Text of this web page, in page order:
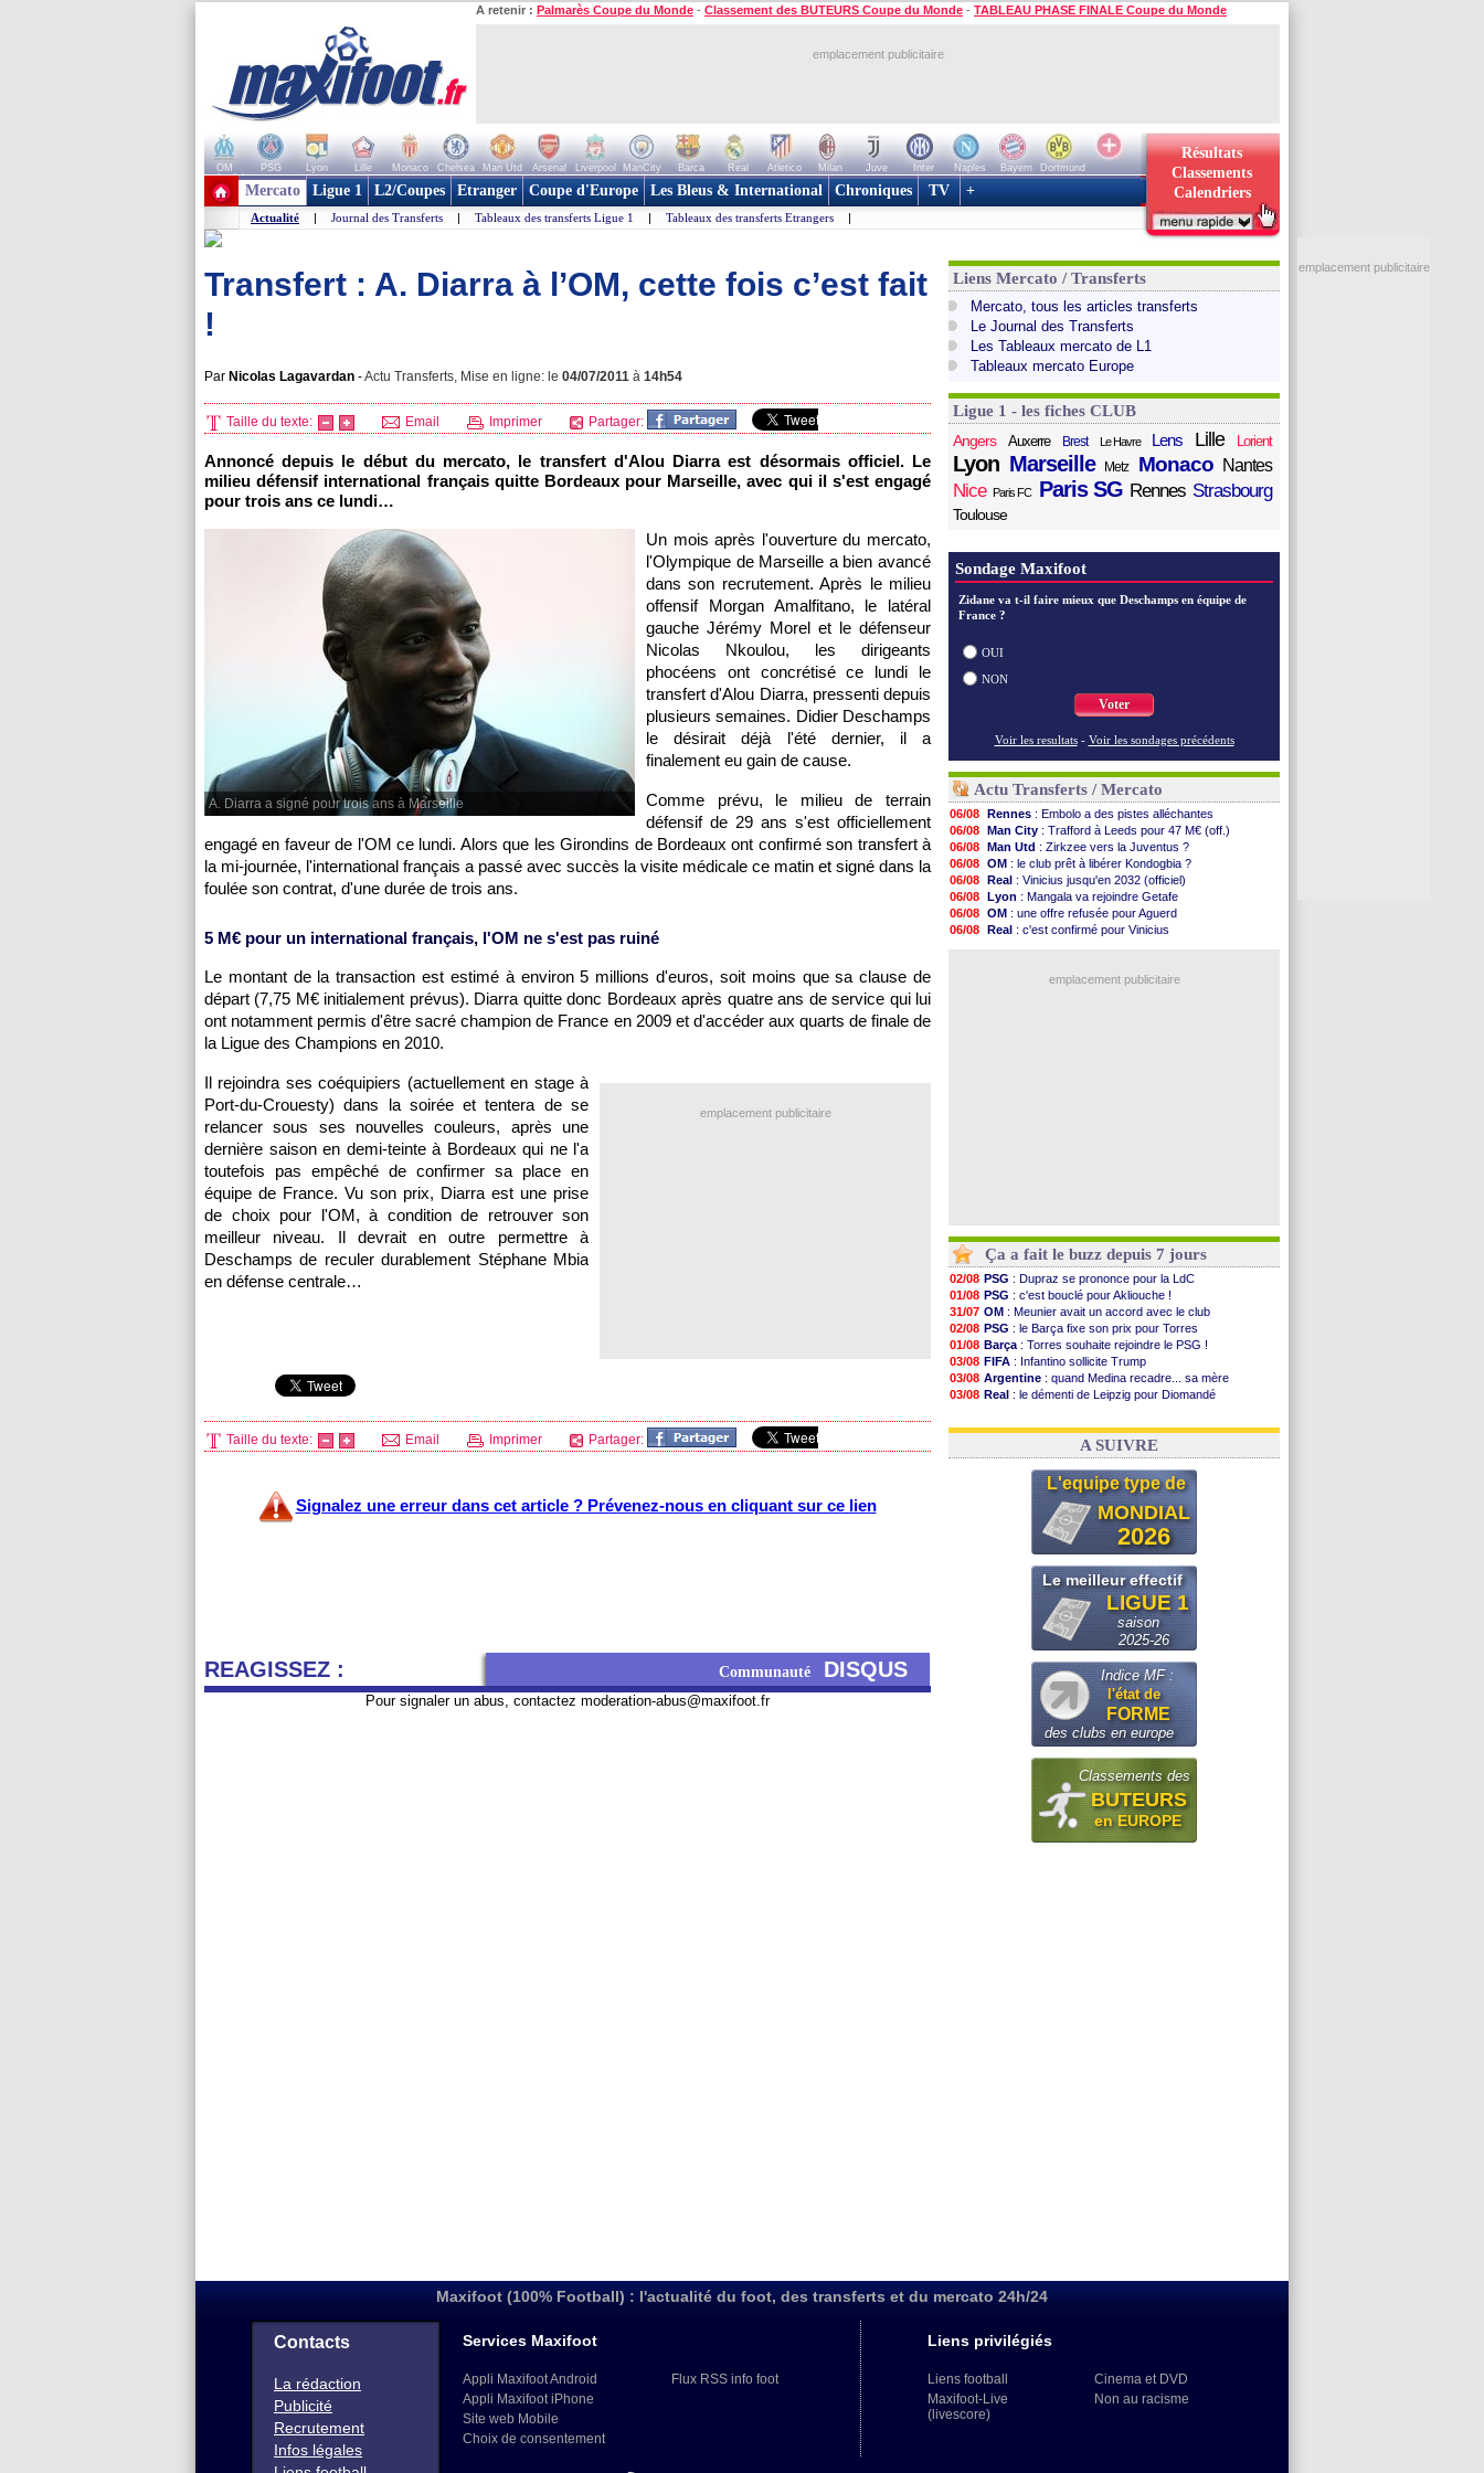
A retenir : Palmarès Coupe du Monde - Classement des BUTEURS Coupe du Monde - TABLEAU PHASE FINALE Coupe du Monde
emplacement publicitaire
OM PSG Lyon Lille Monaco Chelsea Man Utd Arsenal Liverpool ManCity Barca Real Atletico Milan Juve Inter Naples Bayern
Dortmund
+ de clubs
Résultats
Classements
Calendriers
Mercato Ligue 1 L2/Coupes Etranger Coupe d'Europe Les Bleus & International Chroniques TV +
Actualité | Journal des Transferts | Tableaux des transferts Ligue 1 | Tableaux des transferts Etrangers |
Transfert : A. Diarra à l’OM, cette fois c’est fait
!
Par Nicolas Lagavardan -Actu Transferts, Mise en ligne: le 04/07/2011 à 14h54
Taille du texte: Email Imprimer Partager:
Annoncé depuis le début du mercato, le transfert d'Alou Diarra est désormais officiel. Le
milieu défensif international français quitte Bordeauxpour Marseille, avec qui il s'est engagé
pour trois ans ce lundi…
A. Diarra a signé pour trois ans à Marseille
Un mois après l'ouverture du mercato,
l'Olympique de Marseille a bien avancé
dans son recrutement. Après le milieu
offensif Morgan Amalfitano, le latéral
gauche Jérémy Morel et le défenseur
Nicolas Nkoulou, les dirigeants
phocéens ont concrétisé ce lundi le
transfert d'Alou Diarra, pressenti depuis
plusieurs semaines. Didier Deschamps
le désirait déjà l'été dernier, il a
finalement eu gain de cause.
Comme prévu, le milieu de terrain
défensif de 29 ans s'est officiellement
engagé en faveur de l'OM ce lundi. Alors que les Girondins de Bordeaux ont confirmé son transfert à
la mi-journée, l'international français a passé avec succès la visite médicale ce matin et signé dans la
foulée son contrat, d'une durée de trois ans.
5 M€ pour un international français, l'OM ne s'est pas ruiné
Le montant de la transaction est estimé à environ 5 millions d'euros, soit moins que sa clause de
départ (7,75 M€ initialement prévus). Diarra quitte donc Bordeaux après quatre ans de service qui lui
ont notamment permis d'être sacré champion de France en 2009 et d'accéder aux quarts de finale de
la Ligue des Champions en 2010.
emplacement publicitaire
Il rejoindra ses coéquipiers (actuellement en stage à
Port-du-Crouesty) dans la soirée et tentera de se
relancer sous ses nouvelles couleurs, après une
dernière saison en demi-teinte à Bordeaux qui ne l'a
toutefois pas empêché de confirmer sa place en
équipe de France. Vu son prix, Diarra est une prise
de choix pour l'OM, à condition de retrouver son
meilleur niveau. Il devrait en outre permettre à
Deschamps de reculer durablement Stéphane Mbia
en défense centrale…
Taille du texte: Email Imprimer Partager:
Signalez une erreur dans cet article ? Prévenez-nous en cliquant sur ce lien
REAGISSEZ : Communauté DISQUS
Pour signaler un abus, contactez moderation-abus@maxifoot.fr
Liens Mercato / Transferts
Mercato, tous les articles transferts
Le Journal des Transferts
Les Tableaux mercato de L1
Tableaux mercato Europe
Ligue 1 - les fiches CLUB
Angers
Auxerre Brest Le Havre Lens Lille Lorient
Lyon Marseille Metz Monaco Nantes
Nice Paris FC Paris SG Rennes Strasbourg
Toulouse
Sondage Maxifoot
Zidane va t-il faire mieux que Deschamps en équipe de
France ?
OUI
NON
Voter
Voir les resultats - Voir les sondages précédents
Actu Transferts / Mercato
06/08 Rennes : Embolo a des pistes alléchantes
06/08 Man City : Trafford à Leeds pour 47 M€ (off.)
06/08 Man Utd : Zirkzee vers la Juventus ?
06/08 OM : le club prêt à libérer Kondogbia ?
06/08 Real : Vinicius jusqu'en 2032 (officiel)
06/08 Lyon : Mangala va rejoindre Getafe
06/08 OM : une offre refusée pour Aguerd
06/08 Real : c'est confirmé pour Vinicius
: une offre pour Bulka
emplacement publicitaire
Ça a fait le buzz depuis 7 jours
02/08 PSG : Dupraz se prononce pour la LdC
01/08 PSG : c'est bouclé pour Akliouche !
31/07 OM : Meunier avait un accord avec le club
02/08 PSG : le Barça fixe son prix pour Torres
01/08 Barça : Torres souhaite rejoindre le PSG !
03/08 FIFA : Infantino sollicite Trump
03/08 Argentine : quand Medina recadre... sa mère
03/08 Real : le démenti de Leipzig pour Diomandé
31/07 FIFA: le conseiller d'Infantino démissionne !
A SUIVRE
L'equipe type de
MONDIAL
2026
Le meilleur effectif
LIGUE 1
saison
2025-26
Indice MF :
l'état de
FORME
des clubs en europe
Classements des
BUTEURS
en EUROPE
emplacement publicitaire
Maxifoot (100% Football) : l'actualité du foot, des transferts et du mercato 24h/24
Contacts
La rédaction
Publicité
Recrutement
Infos légales
Services Maxifoot
Appli Maxifoot Android
Appli Maxifoot iPhone
Site web Mobile
Choix de consentement
Flux RSS info foot
Liens privilégiés
Liens football
Maxifoot-Live
(livescore)
Cinema et DVD
Non au racisme